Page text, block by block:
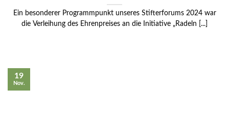
Ein besonderer Programmpunkt unseres Stifterforums 2024 war
die Verleihung des Ehrenpreises an die Initiative „Radeln [...]
19
Nov.